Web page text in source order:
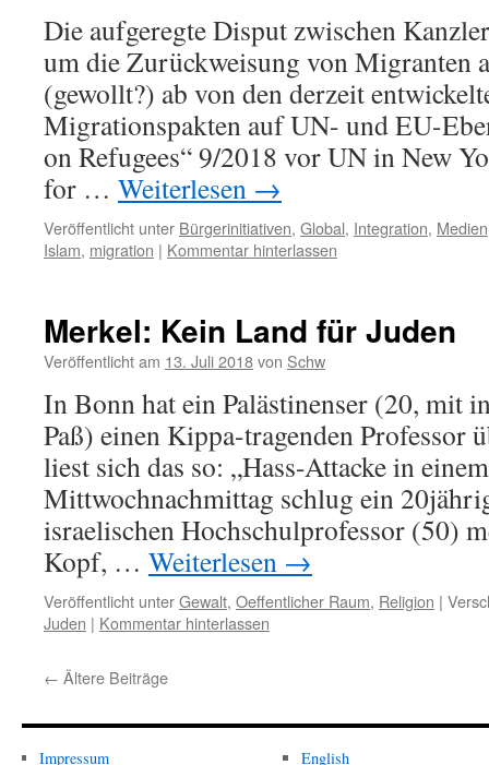
Die aufgeregte Disput zwischen
um die Zurückweisung von Migranten
(gewollt?) ab von den derzeit
Migrationspakten auf UN- und EU-
on Refugees“ 9/2018 vor UN in New
for … Weiterlesen →
Veröffentlicht unter Bürgerinitiativen, Global, Integration, Medien
Islam, migration | Kommentar hinterlassen
Merkel: Kein Land für Juden
Veröffentlicht am 13. Juli 2018von Schw
In Bonn hat ein Palästinenser (20, mit
Paß) einen Kippa-tragenden
liest sich das so: „Hass-Attacke in
Mittwochnachmittag schlug ein
israelischen Hochschulprofessor (50)
Kopf, … Weiterlesen →
Veröffentlicht unterGewalt, Oeffentlicher Raum, Religion |
Juden | Kommentar hinterlassen
← Ältere Beiträge
Impressum English